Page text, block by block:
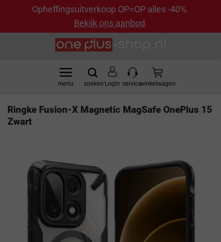
Opheffingsuitverkoop OP=OP alles -40%.
Bekijk ons aanbod.
Login
Ringke Fusion-X Magnetic MagSafe OnePlus 15
Zwart